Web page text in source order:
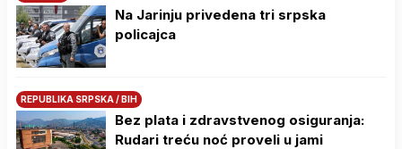
Na Јarinju privedena tri srpska
policajca
REPUBLIKA SRPSKA / BIH
Bez plata i zdravstvenog osiguranja:
Rudari treću noć proveli u jami